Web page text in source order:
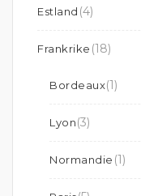
Estland (4)
Frankrike (18)
Bordeaux(1)
Lyon(3)
Normandie (1)